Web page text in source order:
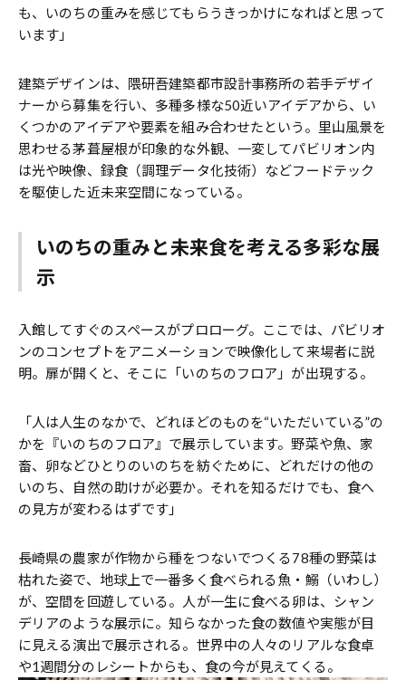
も、いのちの重みを感じてもらうきっかけになればと思って
います」
建築デザインは、隈研吾建築都市設計事務所の若手デザイ
ナーから募集を行い、多種多様な50近いアイデアから、い
くつかのアイデアや要素を組み合わせたという。里山風景を
思わせる茅葺屋根が印象的な外観、一変してパビリオン内
は光や映像、録食（調理データ化技術）などフードテック
を駆使した近未来空間になっている。
いのちの重みと未来食を考える多彩な展
示
入館してすぐのスペースがプロローグ。ここでは、パビリオ
ンのコンセプトをアニメーションで映像化して来場者に説
明。扉が開くと、そこに「いのちのフロア」が出現する。
「人は人生のなかで、どれほどのものを“いただいている”の
かを『いのちのフロア』で展示しています。野菜や魚、家
畜、卵などひとりのいのちを紡ぐために、どれだけの他の
いのち、自然の助けが必要か。それを知るだけでも、食へ
の見方が変わるはずです」
長崎県の農家が作物から種をつないでつくる78種の野菜は
枯れた姿で、地球上で一番多く食べられる魚・鰯（いわし）
が、空間を回遊している。人が一生に食べる卵は、シャン
デリアのような展示に。知らなかった食の数値や実態が目
に見える演出で展示される。世界中の人々のリアルな食卓
や1週間分のレシートからも、食の今が見えてくる。